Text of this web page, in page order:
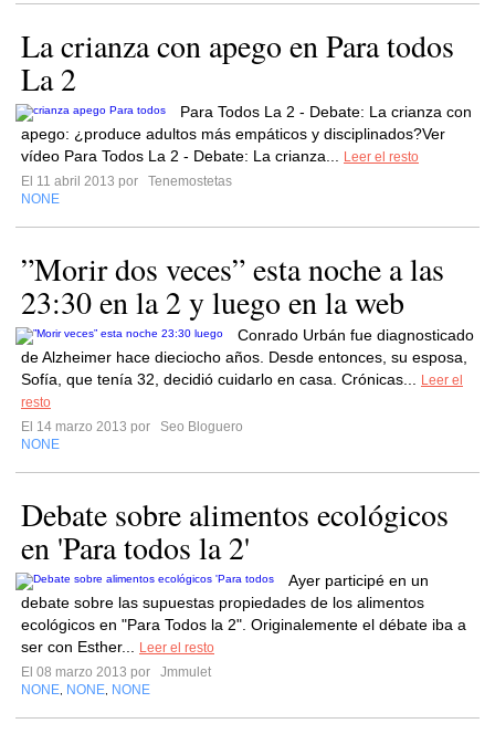
La crianza con apego en Para todos
La 2
Para Todos La 2 - Debate: La crianza con
apego: ¿produce adultos más empáticos y disciplinados?Ver
vídeo Para Todos La 2 - Debate: La crianza...
Leer el resto
El 11 abril 2013 por
Tenemostetas
NONE
”Morir dos veces” esta noche a las
23:30 en la 2 y luego en la web
Conrado Urbán fue diagnosticado
de Alzheimer hace dieciocho años. Desde entonces, su esposa,
Sofía, que tenía 32, decidió cuidarlo en casa. Crónicas...
Leer el
resto
El 14 marzo 2013 por
Seo Bloguero
NONE
Debate sobre alimentos ecológicos
en 'Para todos la 2'
Ayer participé en un
debate sobre las supuestas propiedades de los alimentos
ecológicos en "Para Todos la 2". Originalemente el débate iba a
ser con Esther...
Leer el resto
El 08 marzo 2013 por
Jmmulet
NONE NONE NONE